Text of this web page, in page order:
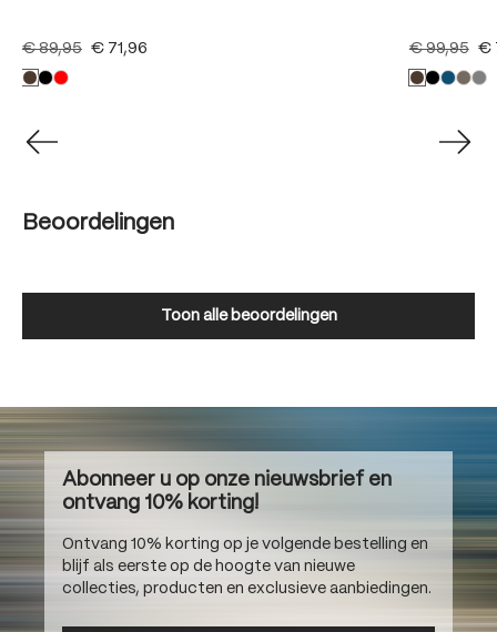
€ 89,95 € 71,96 € 99,95 €
Beoordelingen
Toon alle beoordelingen
Abonneer u op onze nieuwsbrief en
ontvang 10% korting!
Ontvang 10% korting op je volgende bestelling en
blijf als eerste op de hoogte van nieuwe
collecties, producten en exclusieve aanbiedingen.